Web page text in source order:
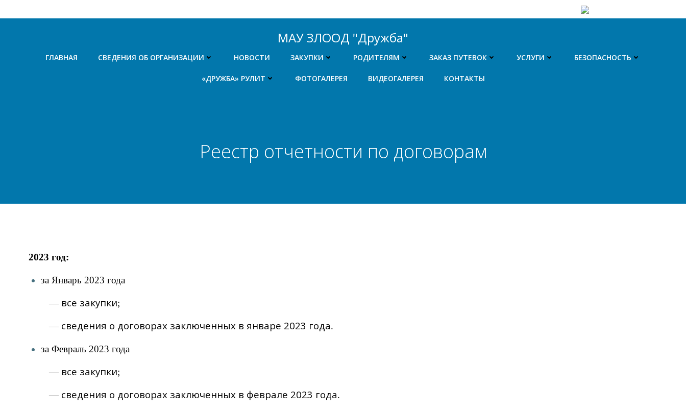
МАУ ЗЛООД "Дружба"
ГЛАВНАЯ СВЕДЕНИЯ ОБ ОРГАНИЗАЦИИ НОВОСТИ ЗАКУПКИ РОДИТЕЛЯМ ЗАКАЗ ПУТЕВОК УСЛУГИ БЕЗОПАСНОСТЬ
«ДРУЖБА» РУЛИТ ФОТОГАЛЕРЕЯ ВИДЕОГАЛЕРЕЯ КОНТАКТЫ
Реестр отчетности по договорам
2023 год:
за Январь 2023 года
— все закупки;
— сведения о договорах заключенных в январе 2023 года.
за Февраль 2023 года
— все закупки;
— сведения о договорах заключенных в феврале 2023 года.